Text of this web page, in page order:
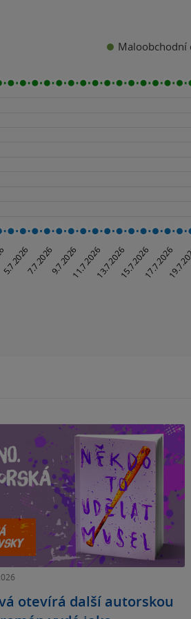
Maloobchodní
otevírá další autorskou